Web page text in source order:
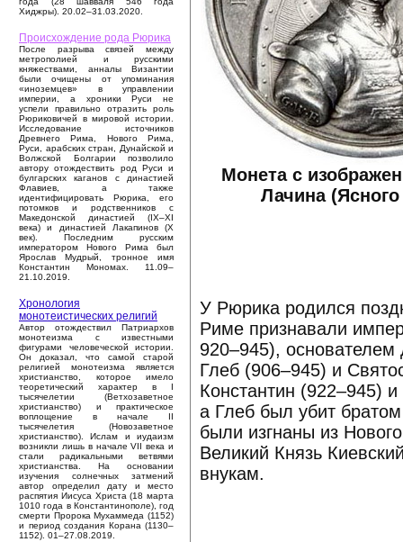
Хиджры). 20.02–31.03.2020.
Происхождение рода Рюрика
После разрыва связей между
метрополией и русскими
княжествами, анналы Византии
были очищены от упоминания
«иноземцев» в управлении
империи, а хроники Руси не
успели правильно отразить роль
Рюриковичей в мировой истории.
Исследование источников
Древнего Рима, Нового Рима,
Руси, арабских стран, Дунайской и
Волжской Болгарии позволило
автору отождествить род Руси и
булгарских каганов с династией
Флавиев, а также
идентифицировать Рюрика, его
потомков и родственников с
Македонской династией (IX–XI
века) и династией Лакапинов (X
век). Последним русским
императором Нового Рима был
Ярослав Мудрый, тронное имя
Константин Мономах. 11.09–
21.10.2019.
Хронология
монотеистических религий
Автор отождествил Патриархов
монотеизма с известными
фигурами человеческой истории.
Он доказал, что самой старой
религией монотеизма является
христианство, которое имело
теоретический характер в I
тысячелетии (Ветхозаветное
христианство) и практическое
воплощение в начале II
тысячелетия (Новозаветное
христианство). Ислам и иудаизм
возникли лишь в начале VII века и
стали радикальными ветвями
христианства. На основании
изучения солнечных затмений
автор определил дату и место
распятия Иисуса Христа (18 марта
1010 года в Константинополе), год
смерти Пророка Мухаммеда (1152)
и период создания Корана (1130–
1152). 01–27.08.2019.
Монета с
Лачина
У Рюрика родился
Риме признавали
920–945),
Глеб (906–945) и
Константин (922–945)
а Глеб был убит
были изгнаны из
Великий Князь
внукам.